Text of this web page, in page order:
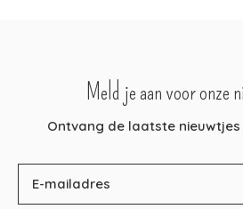
Meld je aan voor onze
Ontvang de laatste